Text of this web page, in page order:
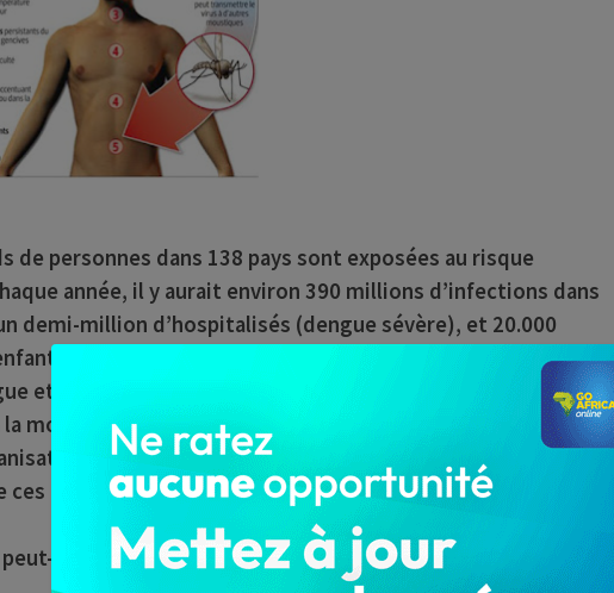
de personnes dans 138 pays sont exposées au risque
année, il y aurait environ 390 millions d’infections dans
demi-million d’hospitalisés (dengue sévère), et 20.000
et l’apparition de formes graves seraient liées à la
mondialisation des échanges (déplacements de
croissante non assainie (gestion de l’eau), et au
facteurs favorise le développement des vecteurs et les
être sans le savoir, vous avez déjà fait la dengue une